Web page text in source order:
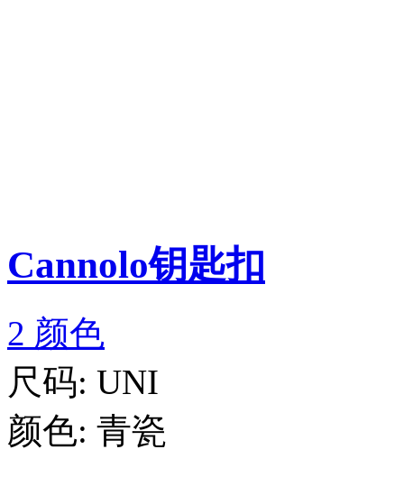
Cannolo钥匙扣
2 颜色
尺码: UNI
颜色: 青瓷